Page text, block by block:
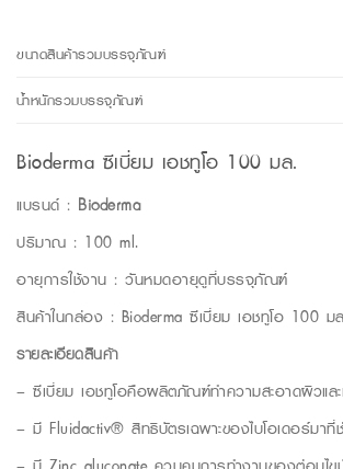
ขนาดสินค้ารวมบรรจุภัณฑ์
น้ำหนักรวมบรรจุภัณฑ์
Bioderma ซีเบี่ยม เอชทูโอ 100 มล.
แบรนด์ : Bioderma
ปริมาณ : 100 ml.
อายุการใช้งาน : วันหมดอายุดูที่บรรจุภัณฑ์
สินค้าในกล่อง : Bioderma ซีเบี่ยม เอชทูโอ 100 ม
รายละเอียดสินค้า
– ซีเบี่ยม เอชทูโอคือผลิตภัณฑ์ทำความสะอาดผิวแล
– มี Fluidactiv® สิทธิบัตรเฉพาะของไบโอเดอร์มา